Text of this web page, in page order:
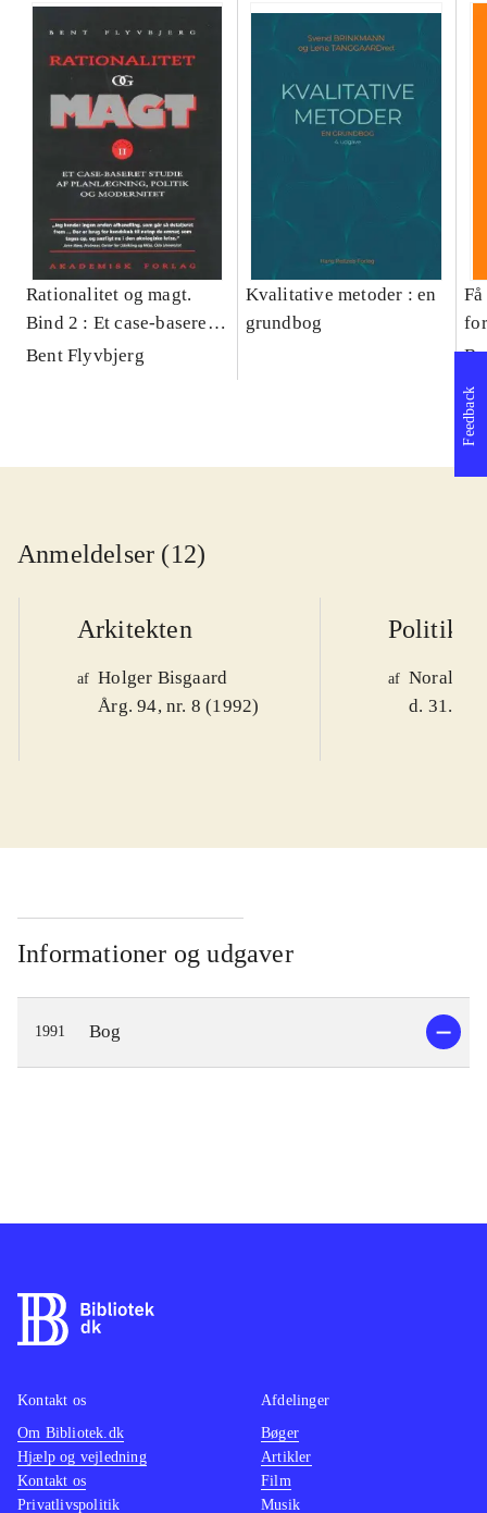
Rationalitet og magt.
Bind 2 : Et case-baseret
studie af planlægning,
Bent Flyvbjerg
Kvalitative metoder : en
grundbog
Anmeldelser (12)
Arkitekten
af Holger Bisgaard
Årg. 94, nr. 8 (1992)
Politiken
af Noralv
d. 31.
Informationer og udgaver
1991 Bog
Feedback
Kontakt os
Om Bibliotek.dk
Hjælp og vejledning
Kontakt os
Privatlivspolitik
Afdelinger
Bøger
Artikler
Film
Musik